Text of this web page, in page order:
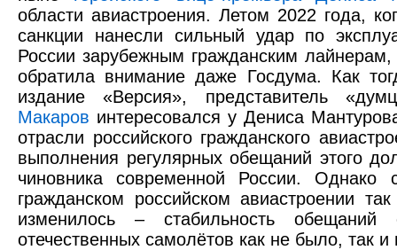
области авиастроения. Летом 2022 года,
санкции нанесли сильный удар по
России зарубежным гражданским
обратила внимание даже Госдума. Как
издание «Версия», представитель
Макаров интересовался у Дениса
отрасли российского гражданского
выполнения регулярных обещаний этого
чиновника современной России.
гражданском российском авиастроении
изменилось – стабильность обещаний
отечественных самолётов как не было, так и